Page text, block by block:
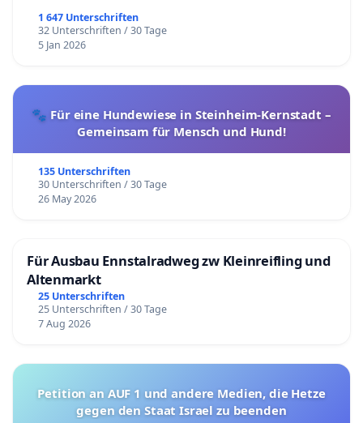
1 647 Unterschriften
32 Unterschriften / 30 Tage
5 Jan 2026
🐾 Für eine Hundewiese in Steinheim-Kernstadt –
Gemeinsam für Mensch und Hund!
135 Unterschriften
30 Unterschriften / 30 Tage
26 May 2026
Für Ausbau Ennstalradweg zw Kleinreifling und
Altenmarkt
25 Unterschriften
25 Unterschriften / 30 Tage
7 Aug 2026
Petition an AUF 1 und andere Medien, die Hetze
gegen den Staat Israel zu beenden